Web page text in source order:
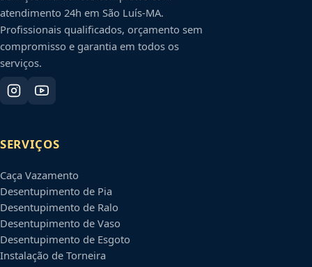
atendimento 24h em São Luís-MA.
Profissionais qualificados, orçamento sem
compromisso e garantia em todos os
serviços.
SERVIÇOS
Caça Vazamento
Desentupimento de Pia
Desentupimento de Ralo
Desentupimento de Vaso
Desentupimento de Esgoto
Instalação de Torneira